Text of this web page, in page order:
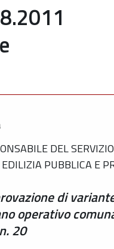
DEL
EDILIZIA PUBBLICA E
di
operativo
20